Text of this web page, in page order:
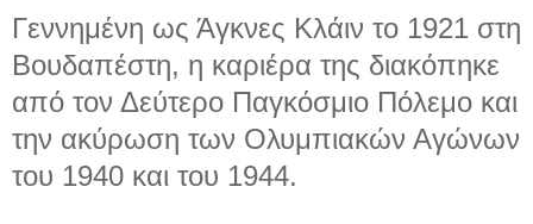
Γεννημένη ως Άγκνες Κλάιν το 1921 στη
Βουδαπέστη, η καριέρα της διακόπηκε
από τον Δεύτερο Παγκόσμιο Πόλεμο και
την ακύρωση των Ολυμπιακών Αγώνων
του 1940 και του 1944.